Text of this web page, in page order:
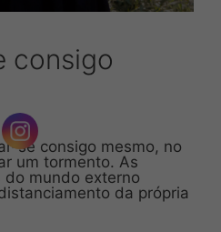
consigo
se consigo mesmo, no
um tormento. As
mundo externo
da própria